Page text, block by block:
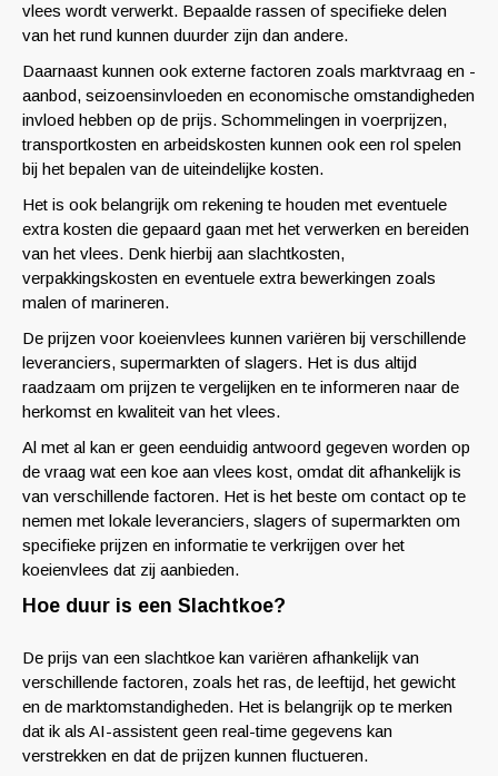
vlees wordt verwerkt. Bepaalde rassen of specifieke delen
van het rund kunnen duurder zijn dan andere.
Daarnaast kunnen ook externe factoren zoals marktvraag en -
aanbod, seizoensinvloeden en economische omstandigheden
invloed hebben op de prijs. Schommelingen in voerprijzen,
transportkosten en arbeidskosten kunnen ook een rol spelen
bij het bepalen van de uiteindelijke kosten.
Het is ook belangrijk om rekening te houden met eventuele
extra kosten die gepaard gaan met het verwerken en bereiden
van het vlees. Denk hierbij aan slachtkosten,
verpakkingskosten en eventuele extra bewerkingen zoals
malen of marineren.
De prijzen voor koeienvlees kunnen variëren bij verschillende
leveranciers, supermarkten of slagers. Het is dus altijd
raadzaam om prijzen te vergelijken en te informeren naar de
herkomst en kwaliteit van het vlees.
Al met al kan er geen eenduidig antwoord gegeven worden op
de vraag wat een koe aan vlees kost, omdat dit afhankelijk is
van verschillende factoren. Het is het beste om contact op te
nemen met lokale leveranciers, slagers of supermarkten om
specifieke prijzen en informatie te verkrijgen over het
koeienvlees dat zij aanbieden.
Hoe duur is een Slachtkoe?
De prijs van een slachtkoe kan variëren afhankelijk van
verschillende factoren, zoals het ras, de leeftijd, het gewicht
en de marktomstandigheden. Het is belangrijk op te merken
dat ik als AI-assistent geen real-time gegevens kan
verstrekken en dat de prijzen kunnen fluctueren.